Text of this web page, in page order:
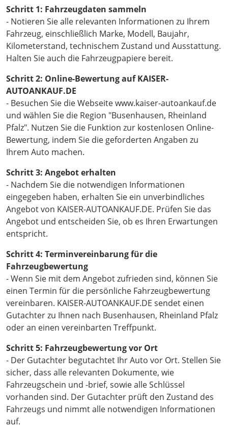
Schritt 1: Fahrzeugdaten sammeln
- Notieren Sie alle relevanten Informationen zu Ihrem
Fahrzeug, einschließlich Marke, Modell, Baujahr,
Kilometerstand, technischem Zustand und Ausstattung.
Halten Sie auch die Fahrzeugpapiere bereit.
Schritt 2: Online-Bewertung auf KAISER-
AUTOANKAUF.DE
- Besuchen Sie die Webseite www.kaiser-autoankauf.de
und wählen Sie die Region "Busenhausen, Rheinland
Pfalz". Nutzen Sie die Funktion zur kostenlosen Online-
Bewertung, indem Sie die geforderten Angaben zu
Ihrem Auto machen.
Schritt 3: Angebot erhalten
- Nachdem Sie die notwendigen Informationen
eingegeben haben, erhalten Sie ein unverbindliches
Angebot von KAISER-AUTOANKAUF.DE. Prüfen Sie das
Angebot und entscheiden Sie, ob es Ihren Erwartungen
entspricht.
Schritt 4: Terminvereinbarung für die
Fahrzeugbewertung
- Wenn Sie mit dem Angebot zufrieden sind, können Sie
einen Termin für die persönliche Fahrzeugbewertung
vereinbaren. KAISER-AUTOANKAUF.DE sendet einen
Gutachter zu Ihnen nach Busenhausen, Rheinland Pfalz
oder an einen vereinbarten Treffpunkt.
Schritt 5: Fahrzeugbewertung vor Ort
- Der Gutachter begutachtet Ihr Auto vor Ort. Stellen Sie
sicher, dass alle relevanten Dokumente, wie
Fahrzeugschein und -brief, sowie alle Schlüssel
vorhanden sind. Der Gutachter prüft den Zustand des
Fahrzeugs und nimmt alle notwendigen Informationen
auf.